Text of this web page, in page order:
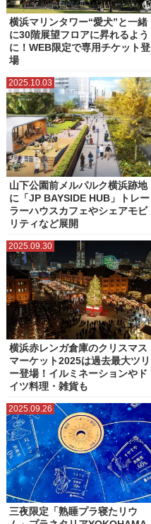
横浜マリンタワー“愛犬”と一緒
に30階展望フロアに昇れるよう
に！WEB限定で専用チケット登
場
2025.10.03
山下公園前メルパルク横浜跡地
に「JP BAYSIDE HUB」トレー
ラーハウスカフェやシェアモビ
リティなど展開
2025.09.30
横浜赤レンガ倉庫のクリスマス
マーケット2025は過去最大ツリ
ー登場！イルミネーションやド
イツ料理・雑貨も
2025.09.26
三夜限定「熟睡プラ寝たリウ